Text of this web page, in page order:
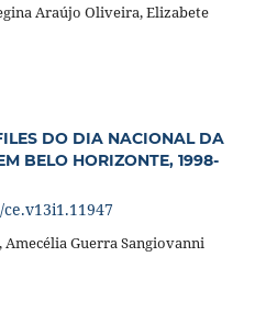
Araújo Oliveira, Elizabete
DO DIA NACIONAL DA
BELO HORIZONTE, 1998-
Guerra Sangiovanni